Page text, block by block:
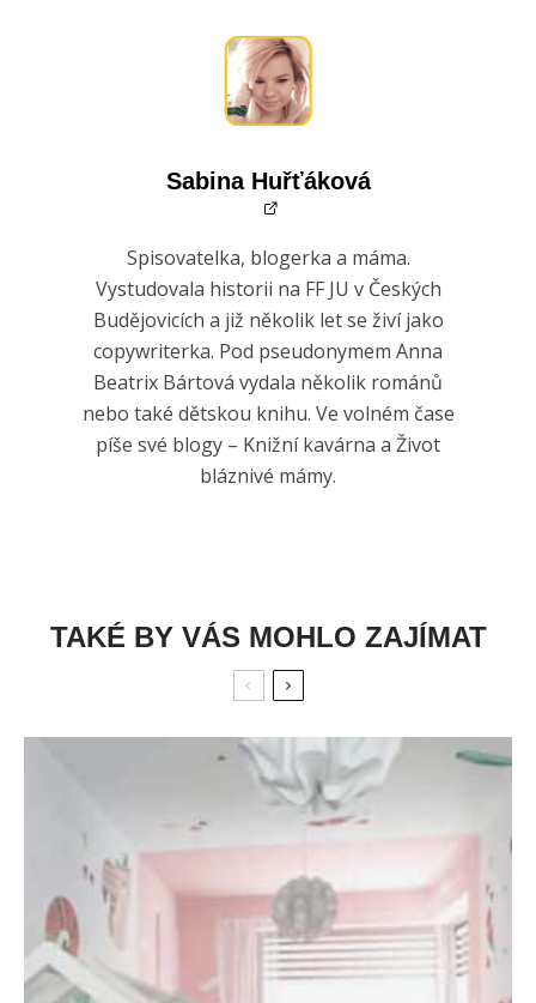
Sabina Huřťáková
Spisovatelka, blogerka a máma.
Vystudovala historii na FF JU v Českých
Budějovicích a již několik let se živí jako
copywriterka. Pod pseudonymem Anna
Beatrix Bártová vydala několik románů
nebo také dětskou knihu. Ve volném čase
píše své blogy – Knižní kavárna a Život
bláznivé mámy.
TAKÉ BY VÁS MOHLO ZAJÍMAT